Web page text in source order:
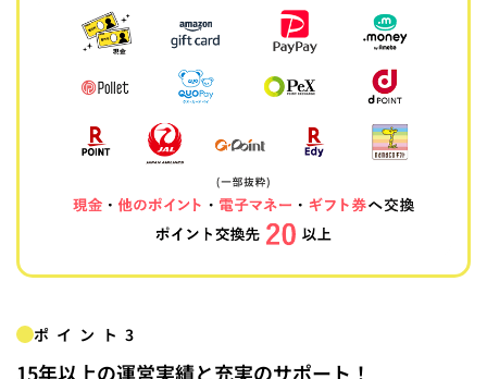
ポイント3
15年以上の運営実績と充実のサポート！